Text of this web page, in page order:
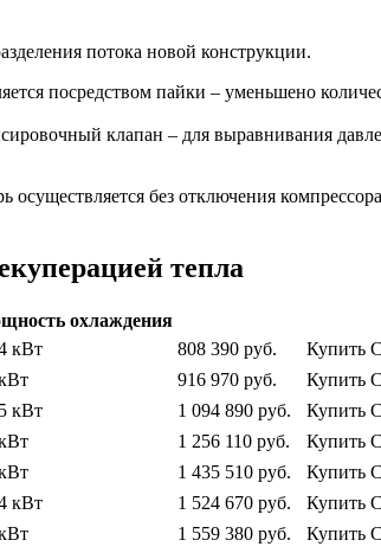
потока новой конструкции.
посредством пайки – уменьшено
клапан – для выравнивания
без отключения
тепла
охлаждения
кВт 808 390 руб. Купить
916 970 руб. Купить
кВт 1 094 890 руб. Купить
1 256 110 руб. Купить
1 435 510 руб. Купить
кВт 1 524 670 руб. Купить
1 559 380 руб. Купить